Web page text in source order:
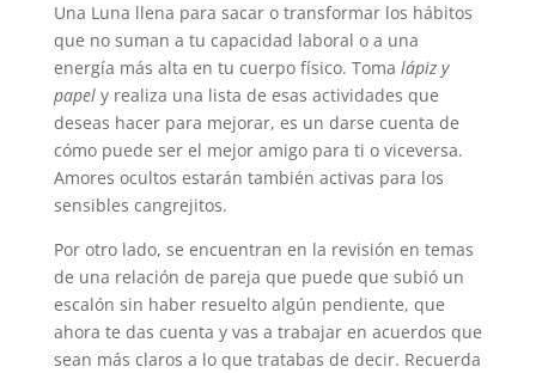
Una Luna llena para sacar o transformar los hábitos
que no suman a tu capacidad laboral o a una
energía más alta en tu cuerpo físico. Toma lápiz y
papely realiza una lista de esas actividades que
deseas hacer para mejorar, es un darse cuenta de
cómo puede ser el mejor amigo para ti o viceversa.
Amores ocultos estarán también activas para los
sensibles cangrejitos.
Por otro lado, se encuentran en la revisión en temas
de una relación de pareja que puede que subió un
escalón sin haber resuelto algún pendiente, que
ahora te das cuenta y vas a trabajar en acuerdos que
sean más claros a lo que tratabas de decir. Recuerda